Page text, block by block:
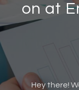
on at
Hey there!